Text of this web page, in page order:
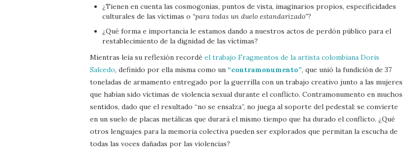
¿Tienen en cuenta las cosmogonías, puntos de vista, imaginarios propios, especificidades
culturales de las víctimas o “para todas un duelo estandarizado”?
¿Qué forma e importancia le estamos dando a nuestros actos de perdón público para el
restablecimiento de la dignidad de las víctimas?
Mientras leía su reflexión recordé el trabajo Fragmentos de la artista colombiana Doris
Salcedo, definido por ella misma como un “contramonumento”, que unió la fundición de 37
toneladas de armamento entregado por la guerrilla con un trabajo creativo junto a las mujeres
que habían sido víctimas de violencia sexual durante el conflicto. Contramonumento en muchos
sentidos, dado que el resultado “no se ensalza”, no juega al soporte del pedestal: se convierte
en un suelo de placas metálicas que durará el mismo tiempo que ha durado el conflicto. ¿Qué
otros lenguajes para la memoria colectiva pueden ser explorados que permitan la escucha de
todas las voces dañadas por las violencias?